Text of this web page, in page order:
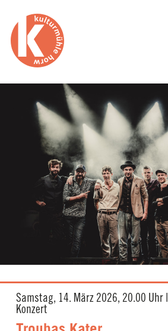
Samstag, 14. März 2026, 20.00 Uhr |
Konzert